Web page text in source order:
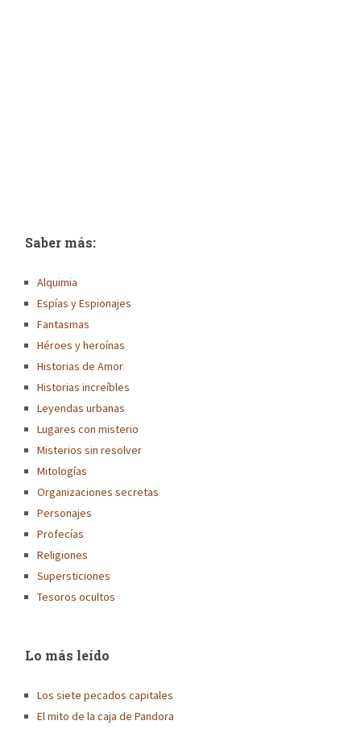
Saber más:
Alquimia
Espías y Espionajes
Fantasmas
Héroes y heroínas
Historias de Amor
Historias increíbles
Leyendas urbanas
Lugares con misterio
Misterios sin resolver
Mitologías
Organizaciones secretas
Personajes
Profecías
Religiones
Supersticiones
Tesoros ocultos
Lo más leído
Los siete pecados capitales
El mito de la caja de Pandora